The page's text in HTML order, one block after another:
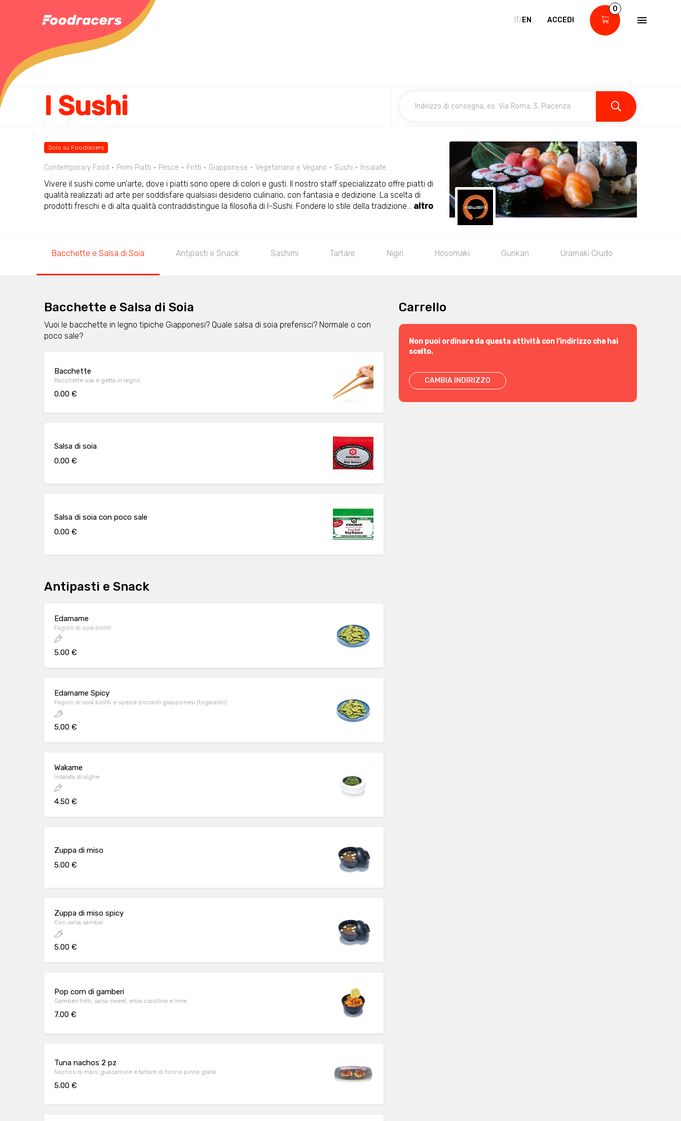
IT/EN ACCEDI
0
I Sushi
Solo su Foodracers
Contemporary Food Primi Piatti Pesce Fritti Giapponese Vegetariano e Vegano Sushi Insalate
Vivere il sushi come un'arte, dove i piatti sono opere di colori e gusti. Il nostro staff specializzato offre piatti di
qualità realizzati ad arte per soddisfare qualsiasi desiderio culinario, con fantasia e dedizione. La scelta di
prodotti freschi e di alta qualità contraddistingue la filosofia di I-Sushi. Fondere lo stile della tradizione... altro
Bacchette e Salsa di Soia Antipasti e Snack Sashimi Tartare Nigiri Hosomaki Gunkan Uramaki Crudo
Bacchette e Salsa di Soia
Vuoi le bacchette in legno tipiche Giapponesi? Quale salsa di soia preferisci? Normale o con
poco sale?
Bacchette
Bacchette usa e getta in legno
0.00 €
Salsa di soia
0.00 €
Salsa di soia con poco sale
0.00 €
Antipasti e Snack
Edamame
Fagioli di soia bolliti
5.00 €
Edamame Spicy
Fagioli di soia bolliti e spezie piccanti giapponesi (togarashi)
5.00 €
Wakame
Insalata di alghe
4.50 €
Zuppa di miso
5.00 €
Zuppa di miso spicy
Con salsa sambal
5.00 €
Pop corn di gamberi
Gamberi fritti, salsa sweet, erba cipollina e lime
7.00 €
Tuna nachos 2 pz
Nachos di mais, guacamole e tartare di tonno pinna gialla
5.00 €
Carrello
Non puoi ordinare da questa attività con l'indirizzo che hai
scelto.
CAMBIA INDIRIZZO